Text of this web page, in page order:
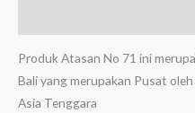
Produk Atasan No 71 ini
Bali yang merupakan Pusat
Asia Tenggara